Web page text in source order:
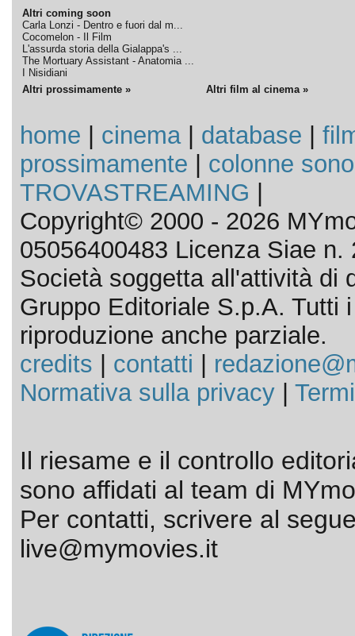
Altri coming soon
Carla Lonzi - Dentro e fuori dal m...
Cocomelon - Il Film
L'assurda storia della Gialappa's ...
The Mortuary Assistant - Anatomia ...
I Nisidiani
Altri prossimamente » Altri film al cinema »
home cinema| database
prossimamente
colonne
TROVASTREAMING
Copyright© 2000 - 2026
05056400483 Licenza Siae n.
Società soggetta all'attività di
Gruppo Editoriale S.p.A. Tutti
riproduzione anche parziale.
credits
contatti
Normativa sulla privacy|
Il riesame e il controllo
sono affidati al team di
Per contatti, scrivere al
live@mymovies.it